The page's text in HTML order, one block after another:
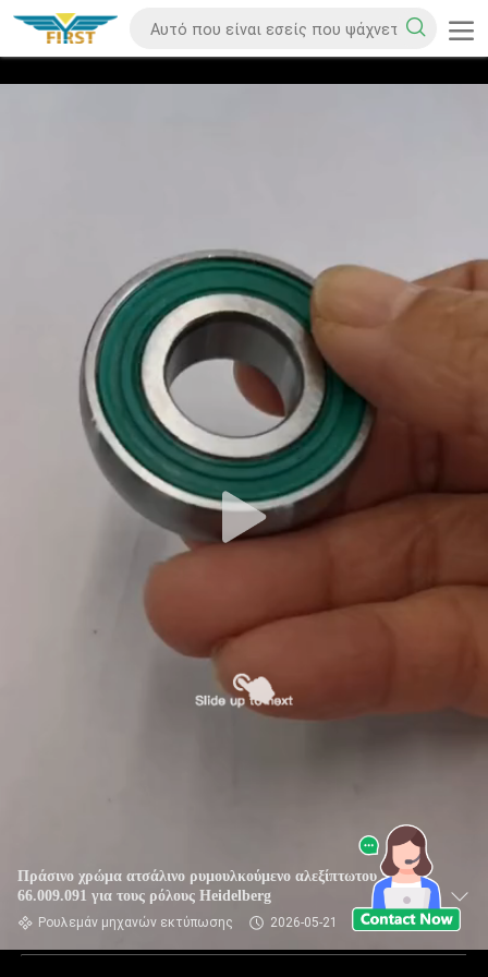
Πράσινο χρώμα ατσάλινο ρυμουλκούμενο αλεξίπτωτου SKF
66.009.091 για τους ρόλους Heidelberg
Ρουλεμάν μηχανών εκτύπωσης 2026-05-21